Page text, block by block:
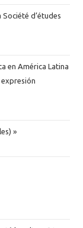
d’études
en América Latina
expresión
»